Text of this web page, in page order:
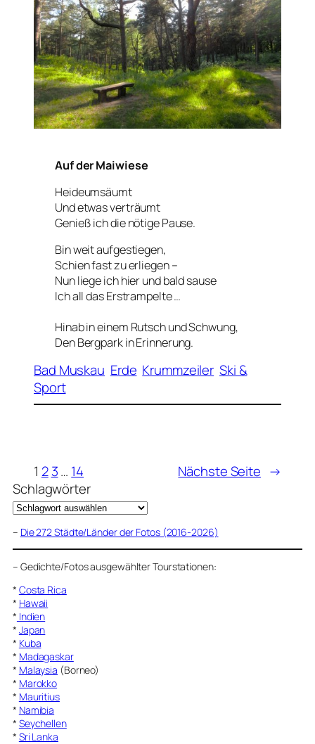
Auf der Maiwiese
Heideumsäumt
Und etwas verträumt
Genieß ich die nötige Pause.
Bin weit aufgestiegen,
Schien fast zu erliegen –
Nun liege ich hier und bald sause
Ich all das Erstrampelte …
Hinab in einem Rutsch und Schwung,
Den Bergpark in Erinnerung.
Bad Muskau Erde Krummzeiler Ski &
Sport
1 2 3… 14 Nächste Seite →
Schlagwörter
– Die 272 Städte/Länder der Fotos (2016-2026)
– Gedichte/Fotos ausgewählter Tourstationen:
* Costa Rica
* Hawaii
* Indien
* Japan
* Kuba
* Madagaskar
* Malaysia (Borneo)
* Marokko
* Mauritius
* Namibia
* Seychellen
* Sri Lanka